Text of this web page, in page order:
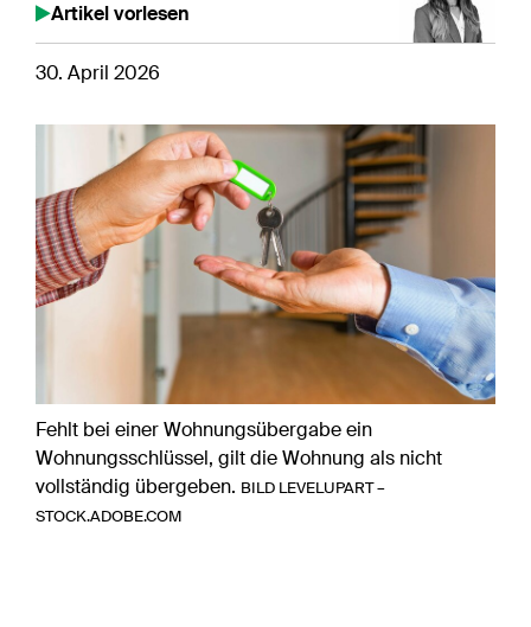
Artikel vorlesen
30. April 2026
Fehlt bei einer Wohnungsübergabe ein
Wohnungsschlüssel, gilt die Wohnung als nicht
vollständig übergeben. BILD LEVELUPART –
STOCK.ADOBE.COM